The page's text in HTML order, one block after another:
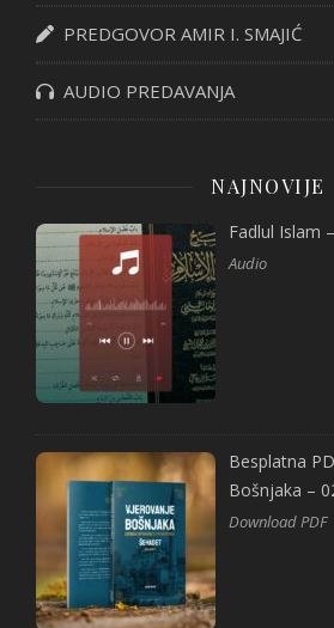
PREDGOVOR AMIR I. SMAJIĆ
AUDIO PREDAVANJA
NAJNOVIJE
Fadlul Islam
Audio
Besplatna
Bošnjaka –
Download PDF